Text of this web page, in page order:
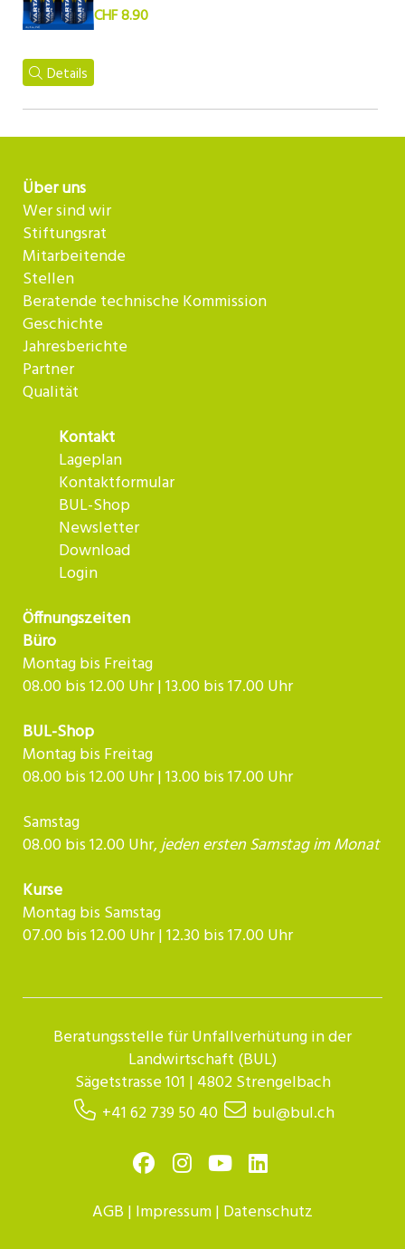
CHF 8.90
Details
Über uns
Wer sind wir
Stiftungsrat
Mitarbeitende
Stellen
Beratende technische Kommission
Geschichte
Jahresberichte
Partner
Qualität
Kontakt
Lageplan
Kontaktformular
BUL-Shop
Newsletter
Download
Login
Öffnungszeiten
Büro
Montag bis Freitag
08.00 bis 12.00 Uhr | 13.00 bis 17.00 Uhr
BUL-Shop
Montag bis Freitag
08.00 bis 12.00 Uhr | 13.00 bis 17.00 Uhr
Samstag
08.00 bis 12.00 Uhr,jeden ersten Samstag im Monat
Kurse
Montag bis Samstag
07.00 bis 12.00 Uhr | 12.30 bis 17.00 Uhr​​​​​​
Beratungsstelle für Unfallverhütung in der
Landwirtschaft (BUL)
Sägetstrasse 101 | 4802 Strengelbach
+41 62 739 50 40
bul@bul.ch
AGB | Impressum| Datenschutz